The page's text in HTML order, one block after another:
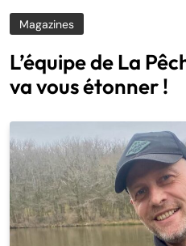
Magazines
L’équipe de La
va vous étonner !